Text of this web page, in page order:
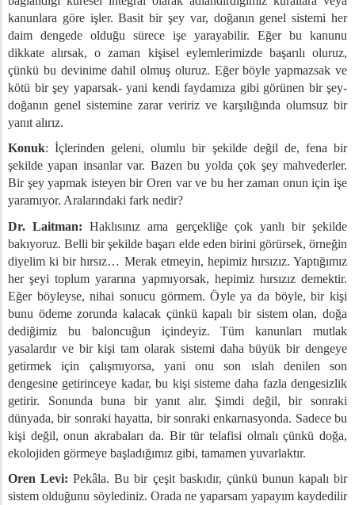
kanunlara göre işler. Basit bir şey var, doğanın genel sistemi her
daim dengede olduğu sürece işe yarayabilir. Eğer bu kanunu
dikkate alırsak, o zaman kişisel eylemlerimizde başarılı oluruz,
çünkü bu devinime dahil olmuş oluruz. Eğer böyle yapmazsak ve
kötü bir şey yaparsak- yani kendi faydamıza gibi görünen bir şey-
doğanın genel sistemine zarar veririz ve karşılığında olumsuz bir
yanıt alırız.
Konuk: İçlerinden geleni, olumlu bir şekilde değil de, fena bir
şekilde yapan insanlar var. Bazen bu yolda çok şey mahvederler.
Bir şey yapmak isteyen bir Oren var ve bu her zaman onun için işe
yaramıyor. Aralarındaki fark nedir?
Dr. Laitman:Haklısınız ama gerçekliğe çok yanlı bir şekilde
bakıyoruz. Belli bir şekilde başarı elde eden birini görürsek, örneğin
diyelim ki bir hırsız… Merak etmeyin, hepimiz hırsızız. Yaptığımız
her şeyi toplum yararına yapmıyorsak, hepimiz hırsızız demektir.
Eğer böyleyse, nihai sonucu görmem. Öyle ya da böyle, bir kişi
bunu ödeme zorunda kalacak çünkü kapalı bir sistem olan, doğa
dediğimiz bu baloncuğun içindeyiz. Tüm kanunları mutlak
yasalardır ve bir kişi tam olarak sistemi daha büyük bir dengeye
getirmek için çalışmıyorsa, yani onu son ıslah denilen son
dengesine getirinceye kadar, bu kişi sisteme daha fazla dengesizlik
getirir. Sonunda buna bir yanıt alır. Şimdi değil, bir sonraki
dünyada, bir sonraki hayatta, bir sonraki enkarnasyonda. Sadece bu
kişi değil, onun akrabaları da. Bir tür telafisi olmalı çünkü doğa,
ekolojiden görmeye başladığımız gibi, tamamen yuvarlaktır.
Oren Levi:Pekâla. Bu bir çeşit baskıdır, çünkü bunun kapalı bir
sistem olduğunu söylediniz. Orada ne yaparsam yapayım kaydedilir